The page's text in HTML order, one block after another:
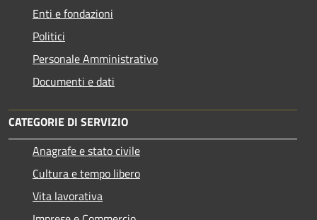
Enti e fondazioni
Politici
Personale Amministrativo
Documenti e dati
CATEGORIE DI SERVIZIO
Anagrafe e stato civile
Cultura e tempo libero
Vita lavorativa